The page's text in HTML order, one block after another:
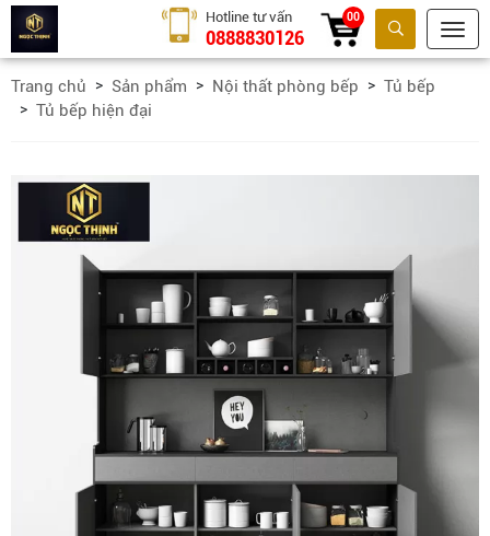
Tìm kiếm
Hotline tư vấn
0888830126
00
Trang chủ Sản phẩm Nội thất phòng bếp
Tủ bếp
Tủ bếp hiện đại